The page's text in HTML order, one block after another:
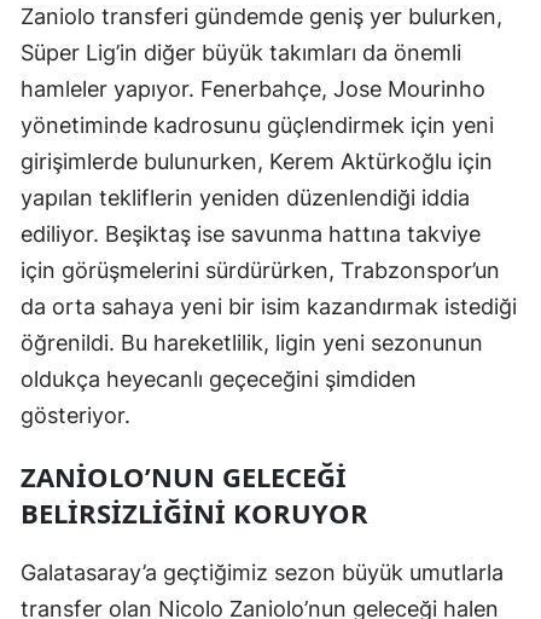
Kahramanmaraş
Mardin
Muğla
Muş
Nevşehir
Niğde
Ordu
Siirt
Sinop
Sivas
Zaniolo transferi gündemde geniş yer bulurken,
Süper Lig’in diğer büyük takımları da önemli
hamleler yapıyor. Fenerbahçe, Jose Mourinho
yönetiminde kadrosunu güçlendirmek için yeni
girişimlerde bulunurken, Kerem Aktürkoğlu için
yapılan tekliflerin yeniden düzenlendiği iddia
ediliyor. Beşiktaş ise savunma hattına takviye
için görüşmelerini sürdürürken, Trabzonspor’un
da orta sahaya yeni bir isim kazandırmak istediği
öğrenildi. Bu hareketlilik, ligin yeni sezonunun
oldukça heyecanlı geçeceğini şimdiden
gösteriyor.
ZANIOLO’NUN GELECEĞI
BELIRSIZLIĞINI KORUYOR
Galatasaray’a geçtiğimiz sezon büyük umutlarla
transfer olan Nicolo Zaniolo’nun geleceği halen